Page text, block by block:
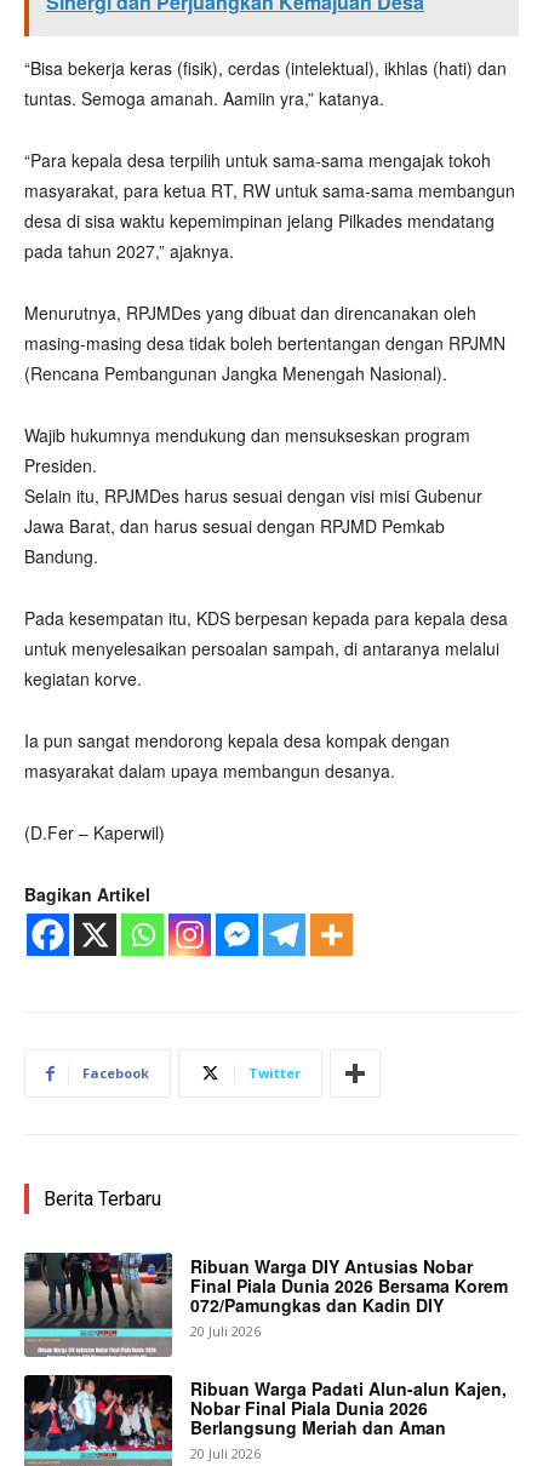
“Bisa bekerja keras (fisik), cerdas (intelektual), ikhlas (hati) dan
tuntas. Semoga amanah. Aamiin yra,” katanya.
“Para kepala desa terpilih untuk sama-sama mengajak tokoh
masyarakat, para ketua RT, RW untuk sama-sama membangun
desa di sisa waktu kepemimpinan jelang Pilkades mendatang
pada tahun 2027,” ajaknya.
Menurutnya, RPJMDes yang dibuat dan direncanakan oleh
masing-masing desa tidak boleh bertentangan dengan RPJMN
(Rencana Pembangunan Jangka Menengah Nasional).
Wajib hukumnya mendukung dan mensukseskan program
Presiden.
Selain itu, RPJMDes harus sesuai dengan visi misi Gubenur
Jawa Barat, dan harus sesuai dengan RPJMD Pemkab
Bandung.
Pada kesempatan itu, KDS berpesan kepada para kepala desa
untuk menyelesaikan persoalan sampah, di antaranya melalui
kegiatan korve.
Ia pun sangat mendorong kepala desa kompak dengan
masyarakat dalam upaya membangun desanya.
(D.Fer – Kaperwil)
Bagikan Artikel
Facebook Twitter
Berita Terbaru
Ribuan Warga DIY Antusias Nobar
Final Piala Dunia 2026 Bersama Korem
072/Pamungkas dan Kadin DIY
20 Juli 2026
Ribuan Warga Padati Alun-alun Kajen,
Nobar Final Piala Dunia 2026
Berlangsung Meriah dan Aman
20 Juli 2026